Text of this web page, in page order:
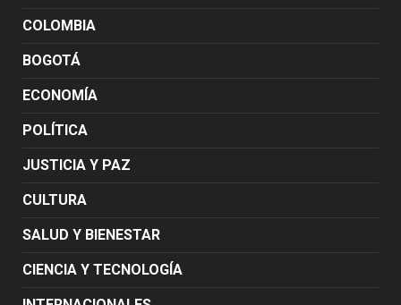
COLOMBIA
BOGOTÁ
ECONOMÍA
POLÍTICA
JUSTICIA Y PAZ
CULTURA
SALUD Y BIENESTAR
CIENCIA Y TECNOLOGÍA